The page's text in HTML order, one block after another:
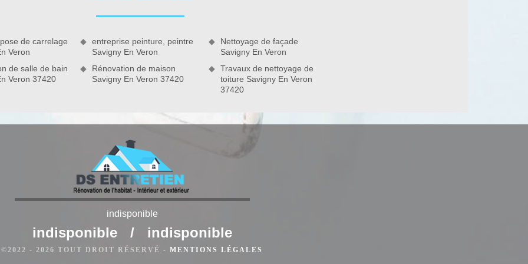
permet d’évacuer parfaitement les vapeurs et les
Équipement très utile et parfait pour toute cuisine,
existe ainsi une méthode efficace pour assurer son bon
de carrelage
Veron
de salle de bain
Veron 37420
entreprise peinture, peintre
Savigny En Veron
Rénovation de maison
Savigny En Veron 37420
Nettoyage de façade
Savigny En Veron
Travaux de nettoyage de
toiture Savigny En Veron
indisponible
indisponible / indisponible
©2022 - 2026 TOUT DROIT RÉSERVÉ - MENTIONS LÉGALES